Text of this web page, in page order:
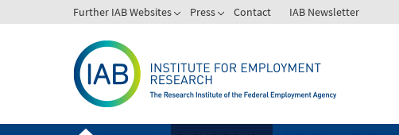
to
Further IAB Websites Press Contact IAB Newsletter